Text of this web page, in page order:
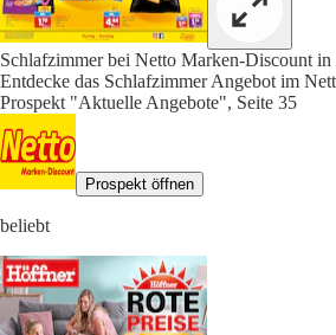
Schlafzimmer bei Netto Marken-Discount in
Entdecke das Schlafzimmer Angebot im
Prospekt "Aktuelle Angebote", Seite 35
Prospekt öffnen
beliebt